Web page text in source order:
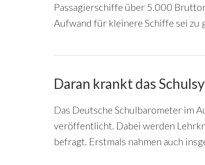
Passagierschiffe über 5.000
Aufwand für kleinere Schiffe sei zu
Daran krankt das
Das Deutsche Schulbarometer im
veröffentlicht. Dabei werden
befragt. Erstmals nahmen auch